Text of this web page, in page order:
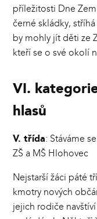
příležitosti Dne
černé skládky,
by mohly jít děti ze
kteří se o své okolí
VI.
hlasů
V. třída: Stáváme
ZŠ a MŠ Hlohovec
Nejstarší žáci páté
kmotry nových
jejich rodiče